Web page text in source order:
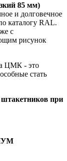
85 мм)
и долговечное
каталогу RAL.
с
рисунок
ЦМК - это
стать
штакетников при